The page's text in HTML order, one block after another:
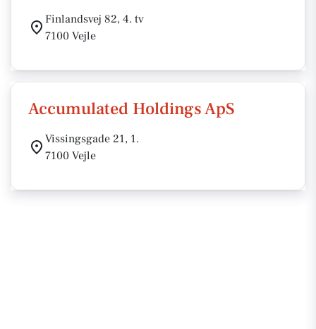
Finlandsvej 82, 4. tv
7100 Vejle
Accumulated Holdings ApS
Vissingsgade 21, 1.
7100 Vejle